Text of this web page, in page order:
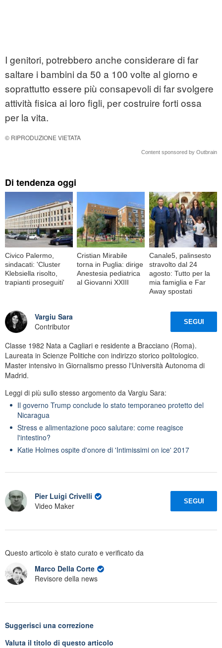
I genitori, potrebbero anche considerare di far
saltare i bambini da 50 a 100 volte al giorno e
soprattutto essere più consapevoli di far svolgere
attività fisica ai loro figli, per costruire forti ossa
per la vita.
© RIPRODUZIONE VIETATA
Content sponsored by Outbrain
Di tendenza oggi
Civico Palermo,
sindacati: 'Cluster
Klebsiella risolto,
trapianti proseguiti'
Cristian Mirabile
torna in Puglia: dirige
Anestesia pediatrica
al Giovanni XXIII
Canale5, palinsesto
stravolto dal 24
agosto: Tutto per la
mia famiglia e Far
Away spostati
Vargiu Sara
Contributor
SEGUI
Classe 1982 Nata a Cagliari e residente a Bracciano (Roma).
Laureata in Scienze Politiche con indirizzo storico politologico.
Master intensivo in Giornalismo presso l'Università Autonoma di
Madrid.
Leggi di più sullo stesso argomento da Vargiu Sara:
Il governo Trump conclude lo stato temporaneo protetto del
Nicaragua
Stress e alimentazione poco salutare: come reagisce
l'intestino?
Katie Holmes ospite d'onore di 'Intimissimi on ice' 2017
Pier Luigi Crivelli
Video Maker
SEGUI
Questo articolo è stato curato e verificato da
Marco Della Corte
Revisore della news
Suggerisci una correzione
Valuta il titolo di questo articolo